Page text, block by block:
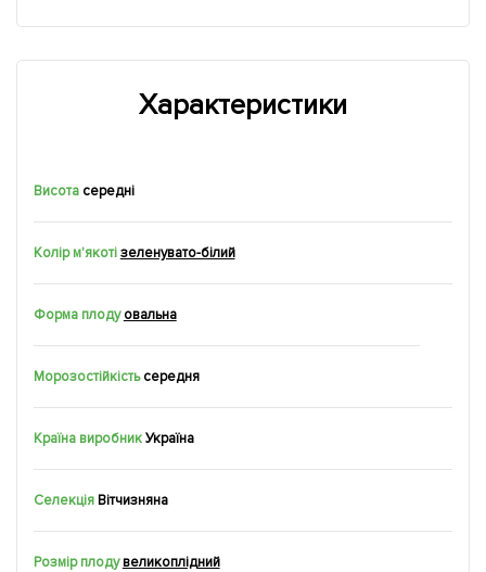
Характеристики
Висота середні
Колір м'якоті зеленувато-білий
Форма плоду овальна
Морозостійкість середня
Країна виробник Україна
Селекція Вітчизняна
Розмір плодувеликоплідний